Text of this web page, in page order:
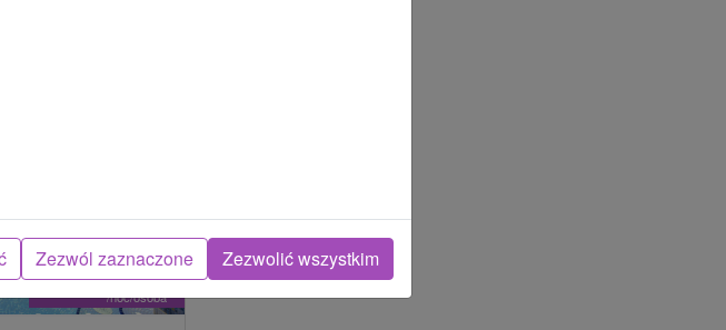
od163,98zł
/noc/osoba
Zezwól zaznaczone Zezwolić wszystkim